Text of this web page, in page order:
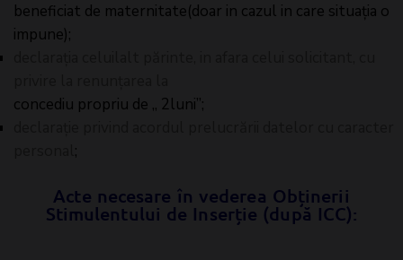
beneficiat de maternitate(doar in cazul in care situația o
impune);
concediu propriu de „ 2luni”;
;
Acte necesare în vederea Obținerii
Stimulentului de Inserție (după ICC):